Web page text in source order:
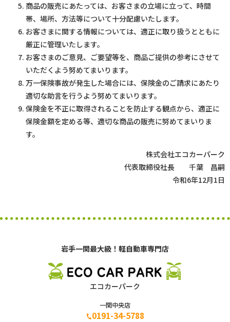
商品の販売にあたっては、お客さまの立場に立って、時間
帯、場所、方法等について十分配慮いたします。
お客さまに関する情報については、適正に取り扱うとともに
厳正に管理いたします。
お客さまのご意見、ご要望等を、商品ご提供の参考にさせて
いただくよう努めてまいります。
万一保険事故が発生した場合には、保険金のご請求にあたり
適切な助言を行うよう努めてまいります。
保険金を不正に取得されることを防止する観点から、適正に
保険金額を定める等、適切な商品の販売に努めてまいりま
す。
株式会社エコカーパーク
代表取締役社長 千葉 昌嗣
令和6年12月1日
岩手一関最大級！軽自動車専門店
エコカーパーク
一関中央店
0191-34-5788